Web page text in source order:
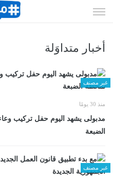
الى
أخبار متداوَلة
غير مصنف
منذ 30 يومًا
مدبولى يشهد اليوم حفل تركيب
الضبعة
غير مصنف